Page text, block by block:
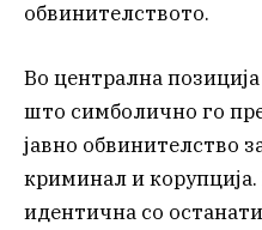
обвинителството.
Во централна
што симболично го
јавно обвинителство
криминал и
идентична со